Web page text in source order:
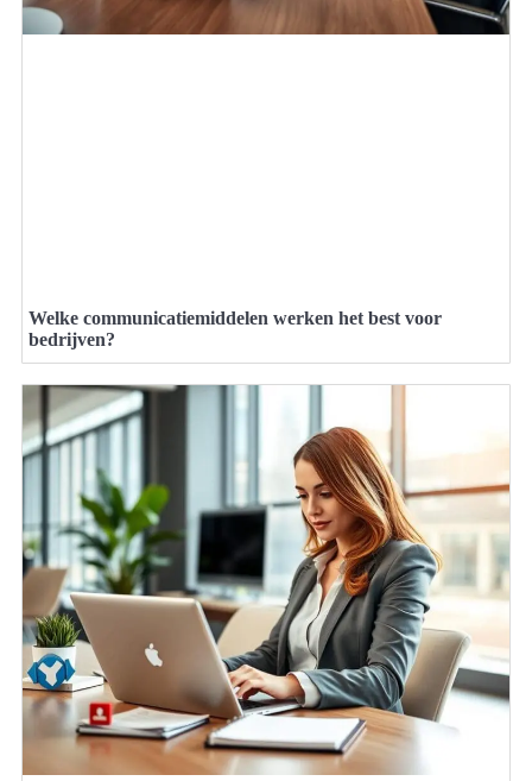
Welke communicatiemiddelen werken het best voor
bedrijven?